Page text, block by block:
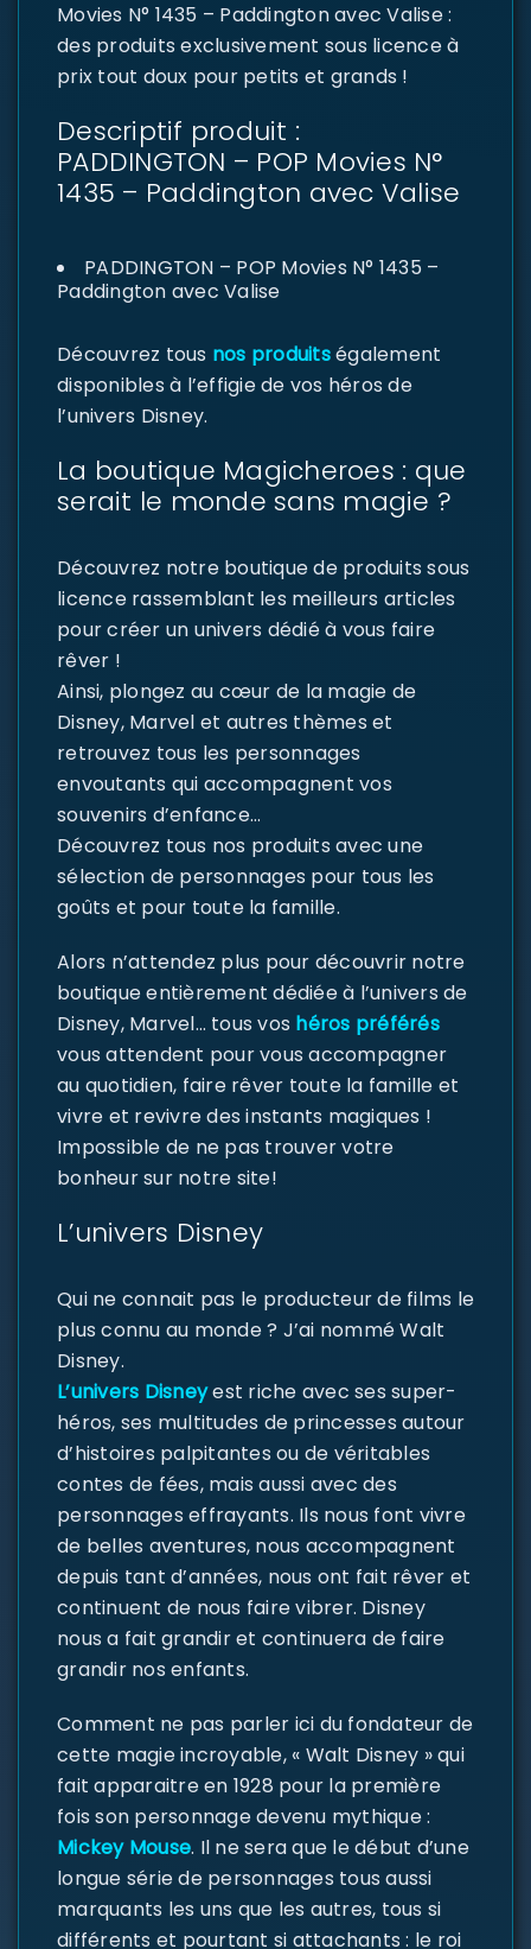
Movies N° 1435 – Paddington avec Valise :
des produits exclusivement sous licence à
prix tout doux pour petits et grands !
Descriptif produit :
PADDINGTON – POP Movies N°
1435 – Paddington avec Valise
PADDINGTON – POP Movies N° 1435 –
Paddington avec Valise
Découvrez tous nos produitségalement
disponibles à l’effigie de vos héros de
l’univers Disney.
La boutique Magicheroes : que
serait le monde sans magie ?
Découvrez notre boutique de produits sous
licence rassemblant les meilleurs articles
pour créer un univers dédié à vous faire
rêver !
Ainsi, plongez au cœur de la magie de
Disney, Marvel et autres thèmes et
retrouvez tous les personnages
envoutants qui accompagnent vos
souvenirs d’enfance…
Découvrez tous nos produits avec une
sélection de personnages pour tous les
goûts et pour toute la famille.
Alors n’attendez plus pour découvrir notre
boutique entièrement dédiée à l’univers de
Disney, Marvel… tous vos héros préférés
vous attendent pour vous accompagner
au quotidien, faire rêver toute la famille et
vivre et revivre des instants magiques !
Impossible de ne pas trouver votre
bonheur sur notre site!
L’univers Disney
Qui ne connait pas le producteur de films le
plus connu au monde ? J’ai nommé Walt
Disney.
L’univers Disneyest riche avec ses super-
héros, ses multitudes de princesses autour
d’histoires palpitantes ou de véritables
contes de fées, mais aussi avec des
personnages effrayants. Ils nous font vivre
de belles aventures, nous accompagnent
depuis tant d’années, nous ont fait rêver et
continuent de nous faire vibrer. Disney
nous a fait grandir et continuera de faire
grandir nos enfants.
Comment ne pas parler ici du fondateur de
cette magie incroyable, « Walt Disney » qui
fait apparaitre en 1928 pour la première
fois son personnage devenu mythique :
Mickey Mouse. Il ne sera que le début d’une
longue série de personnages tous aussi
marquants les uns que les autres, tous si
différents et pourtant si attachants : le roi